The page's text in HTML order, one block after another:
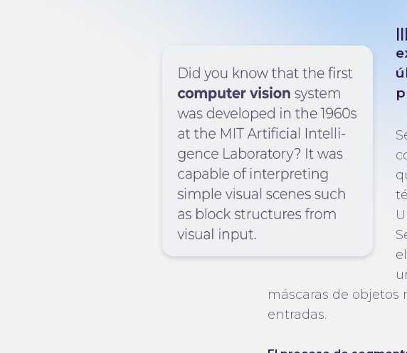
máscaras de objetos
entradas.